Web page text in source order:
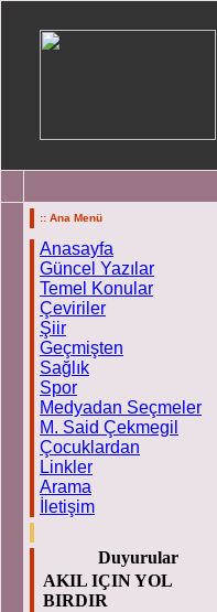
:: Ana Menü
Anasayfa
Güncel Yazılar
Temel Konular
Çeviriler
Şiir
Geçmişten
Sağlık
Spor
Medyadan Seçmeler
M. Said Çekmegil
Çocuklardan
Linkler
Arama
İletişim
Duyurular
AKIL IÇIN YOL
BIRDIR